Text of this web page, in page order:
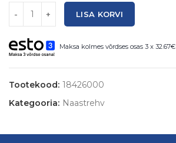
LISA KORVI
Maksa kolmes võrdses osas 3 x 32.67€
Tootekood: 18426000
Kategooria: Naastrehv